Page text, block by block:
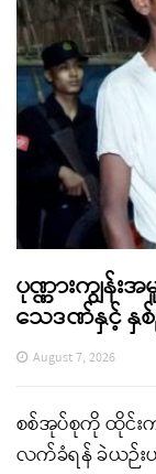
ပုဏ္ဏားကျွန်
သေဒဏ်နှင့် နှစ်
August 7, 2026
စစ်အုပ်စုကို ထိုင်
လက်ခံရန် ခဲယဉ်